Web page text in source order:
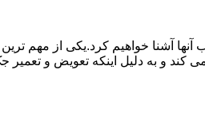
آنها آشنا خواهیم کرد.یکی از
کند و به دلیل اینکه تعویض و